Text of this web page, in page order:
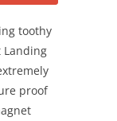
toothy
Landing
proof